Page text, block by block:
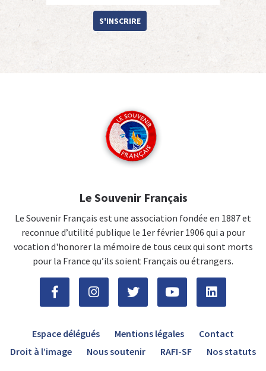
S'INSCRIRE
Le Souvenir Français
Le Souvenir Français est une association fondée en 1887 et
reconnue d’utilité publique le 1er février 1906 qui a pour
vocation d'honorer la mémoire de tous ceux qui sont morts
pour la France qu’ils soient Français ou étrangers.
Espace délégués Mentions légales
Contact
Droit à l’image
Nous soutenir RAFI-SF Nos statuts